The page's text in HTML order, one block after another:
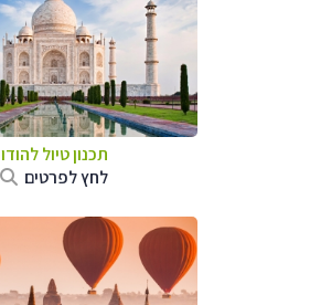
תכנון טיוללהודו
לחץ לפרטים